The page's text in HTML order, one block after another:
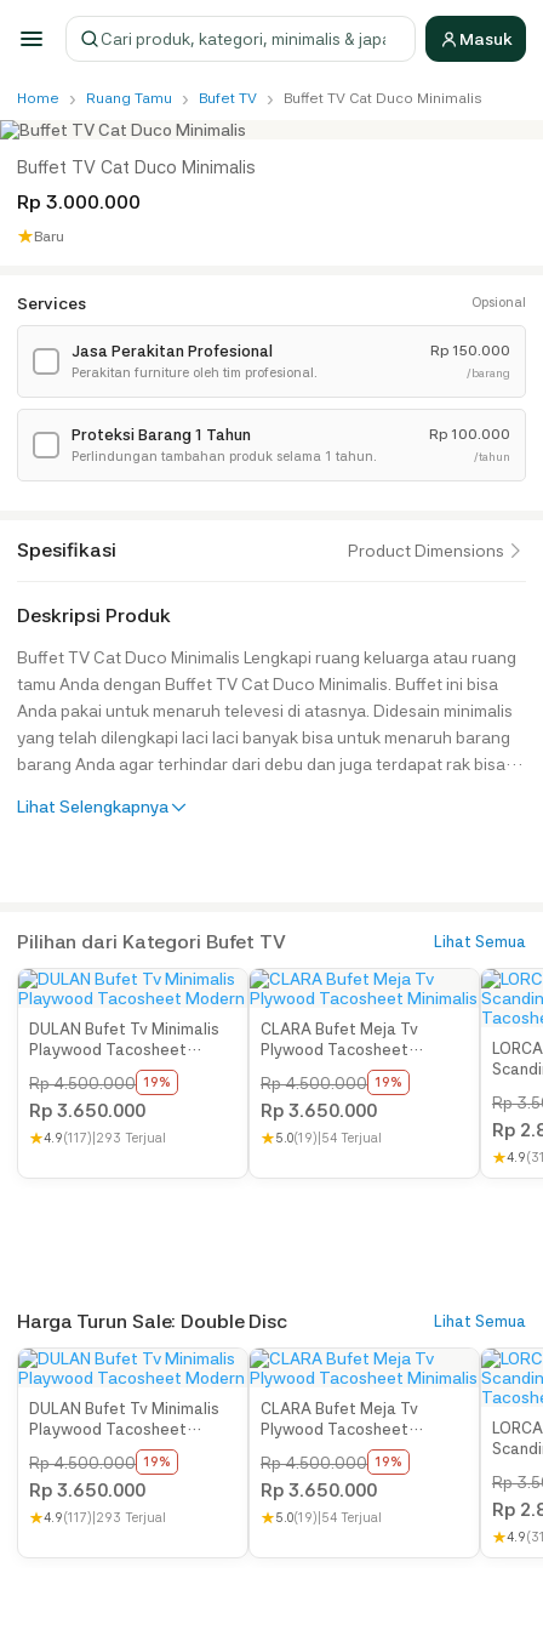
Cari produk Masuk
Home › Ruang Tamu › Bufet TV › Buffet TV Cat Duco Minimalis
Buffet TV Cat Duco Minimalis
Rp 3.000.000
★Baru
Services Opsional
Jasa Perakitan Profesional
Perakitan furniture oleh tim profesional.
Rp 150.000
/barang
Proteksi Barang 1 Tahun
Perlindungan tambahan produk selama 1 tahun.
Rp 100.000
/tahun
Spesifikasi Product Dimensions
Deskripsi Produk
Buffet TV Cat Duco Minimalis Lengkapi ruang keluarga atau ruang
tamu Anda dengan Buffet TV Cat Duco Minimalis. Buffet ini bisa
Anda pakai untuk menaruh televesi di atasnya. Didesain minimalis
yang telah dilengkapi laci laci banyak bisa untuk menaruh barang
barang Anda agar terhindar dari debu dan juga terdapat rak bisa
Mahoni Finishing : Cat Duco Putih Kode : JH-ID 338 Keterangan :
Anda bisa klik contact us
Lihat Selengkapnya
Pilihan dari Kategori Bufet TV Lihat Semua
DULAN Bufet Tv Minimalis
Playwood Tacosheet
Rp4.500.000 19%
Rp 3.650.000
★4.9(117) 293 Terjual
CLARA Bufet Meja Tv
Plywood Tacosheet
Rp4.500.000 19%
Rp3.650.000
★5.0(19) 54 Terjual
Rp
Rp
★4.9
Harga Turun Sale: Double Disc Lihat Semua
DULAN Bufet Tv Minimalis
Playwood Tacosheet
Rp4.500.000 19%
Rp 3.650.000
★4.9(117) 293 Terjual
CLARA Bufet Meja Tv
Plywood Tacosheet
Rp4.500.000 19%
Rp3.650.000
★5.0(19) 54 Terjual
Rp
Rp
★4.9